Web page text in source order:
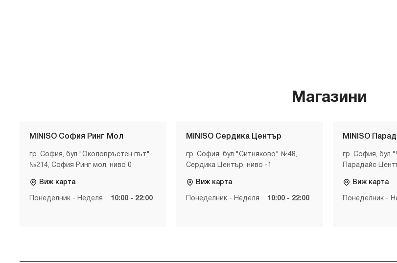
Магазини
MINISO София Ринг Мол
гр. София, бул."Околовръстен път"
№214, София Ринг мол, ниво 0
Виж карта
Понеделник - Неделя 10:00 - 22:00
MINISO Сердика Център
гр. София, бул."Ситняково" №48,
Сердика Център, ниво -1
Виж карта
Понеделник - Неделя 10:00 - 22:00
MINISO
гр. София,
Парадайс
Виж карта
Понеделник -